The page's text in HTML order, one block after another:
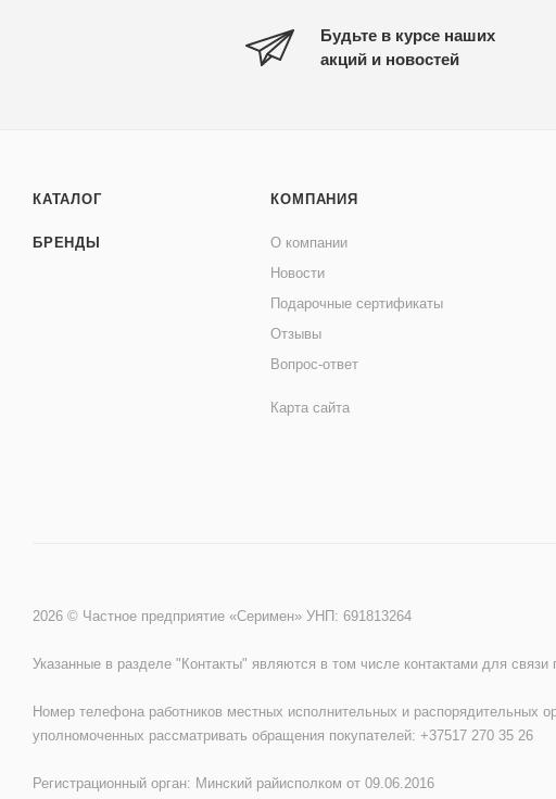
Будьте в курсе наших
акций и новостей
КАТАЛОГ
БРЕНДЫ
КОМПАНИЯ
О компании
Новости
Подарочные сертификаты
Отзывы
Вопрос-ответ
Карта сайта
2026 © Частное предприятие «Серимен» УНП: 691813264
Указанные в разделе "Контакты" являются в том числе контактами для
Номер телефона работников местных исполнительных и распорядительных
уполномоченных рассматривать обращения покупателей: +37517 270 35 26
Регистрационный орган: Минский райисполком от 09.06.2016